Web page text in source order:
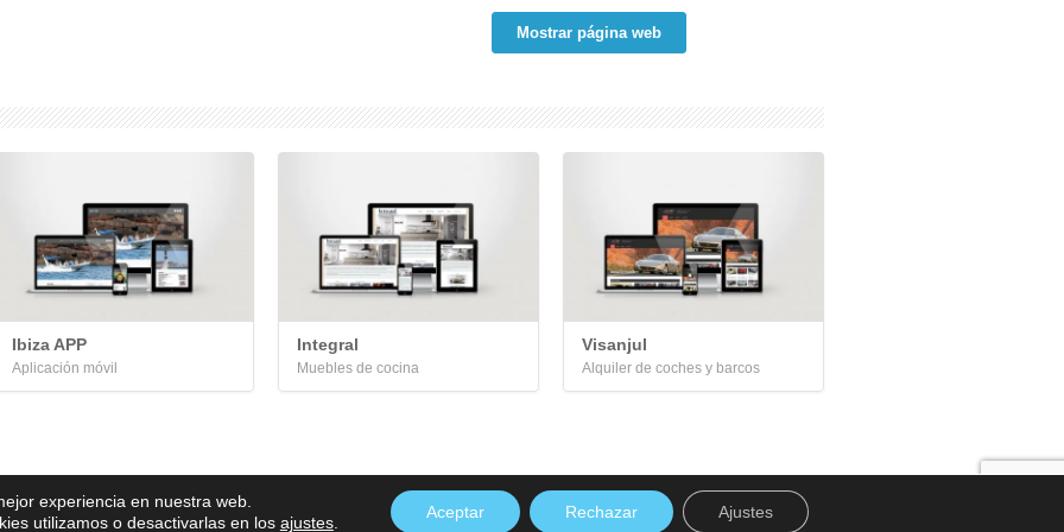
Mostrar página web
Ibiza APP
Aplicación móvil
Integral
Muebles de cocina
Visanjul
Alquiler de coches y barcos
experiencia en nuestra web.
utilizamos o desactivarlas en los ajustes.
Aceptar Rechazar Ajustes